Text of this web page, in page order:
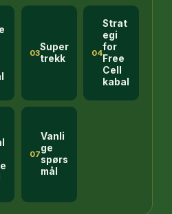
03
Super
trekk
04
Strat
egi
for
Free
Cell
kabal
07
Vanli
ge
spørs
mål